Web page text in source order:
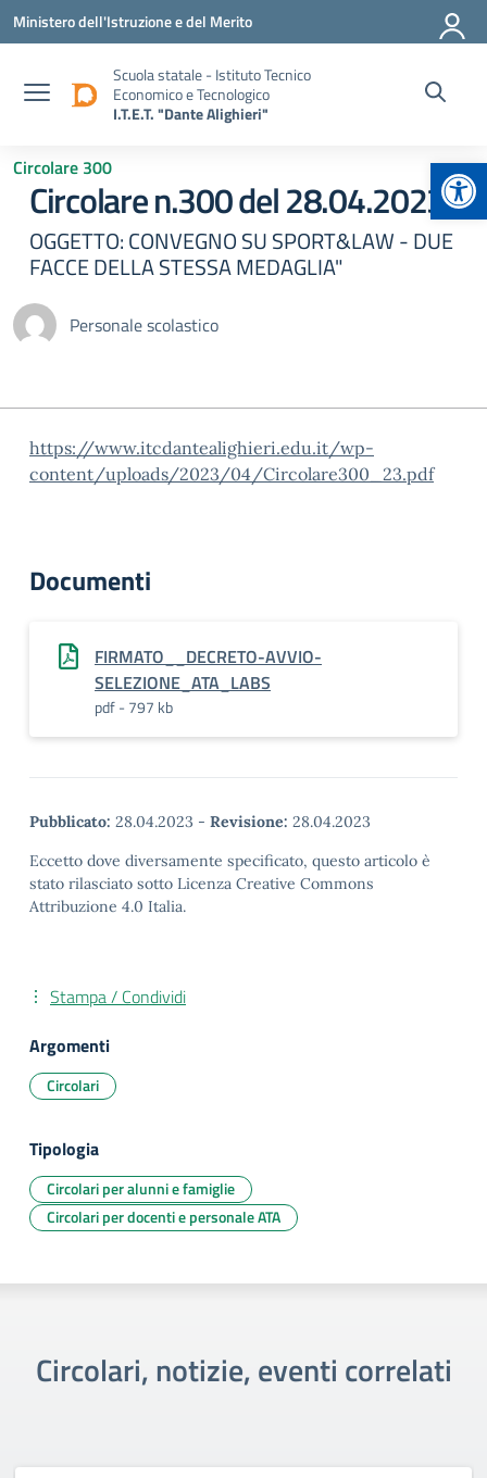
Vai ai contenuti
Vai al menu di navigazione
Vai al footer
Ministero dell'Istruzione e del Merito
Scuola statale - Istituto Tecnico
Economico e Tecnologico
I.T.E.T. "Dante Alighieri"
Circolare 300
Circolare n.300 del 28.04.2023
OGGETTO: CONVEGNO SU SPORT&LAW - DUE
FACCE DELLA STESSA MEDAGLIA"
Personale scolastico
https://www.itcdantealighieri.edu.it/wp-
content/uploads/2023/04/Circolare300_23.pdf
Documenti
FIRMATO__DECRETO-AVVIO-
SELEZIONE_ATA_LABS
pdf - 797 kb
Pubblicato: 28.04.2023 - Revisione: 28.04.2023
Eccetto dove diversamente specificato, questo articolo è
stato rilasciato sotto Licenza Creative Commons
Attribuzione 4.0 Italia.
Stampa / Condividi
Argomenti
Circolari
Tipologia
Circolari per alunni e famiglie
Circolari per docenti e personale ATA
Circolari, notizie, eventi correlati